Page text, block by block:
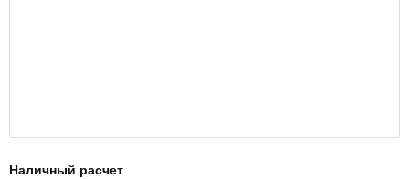
Наличный расчет